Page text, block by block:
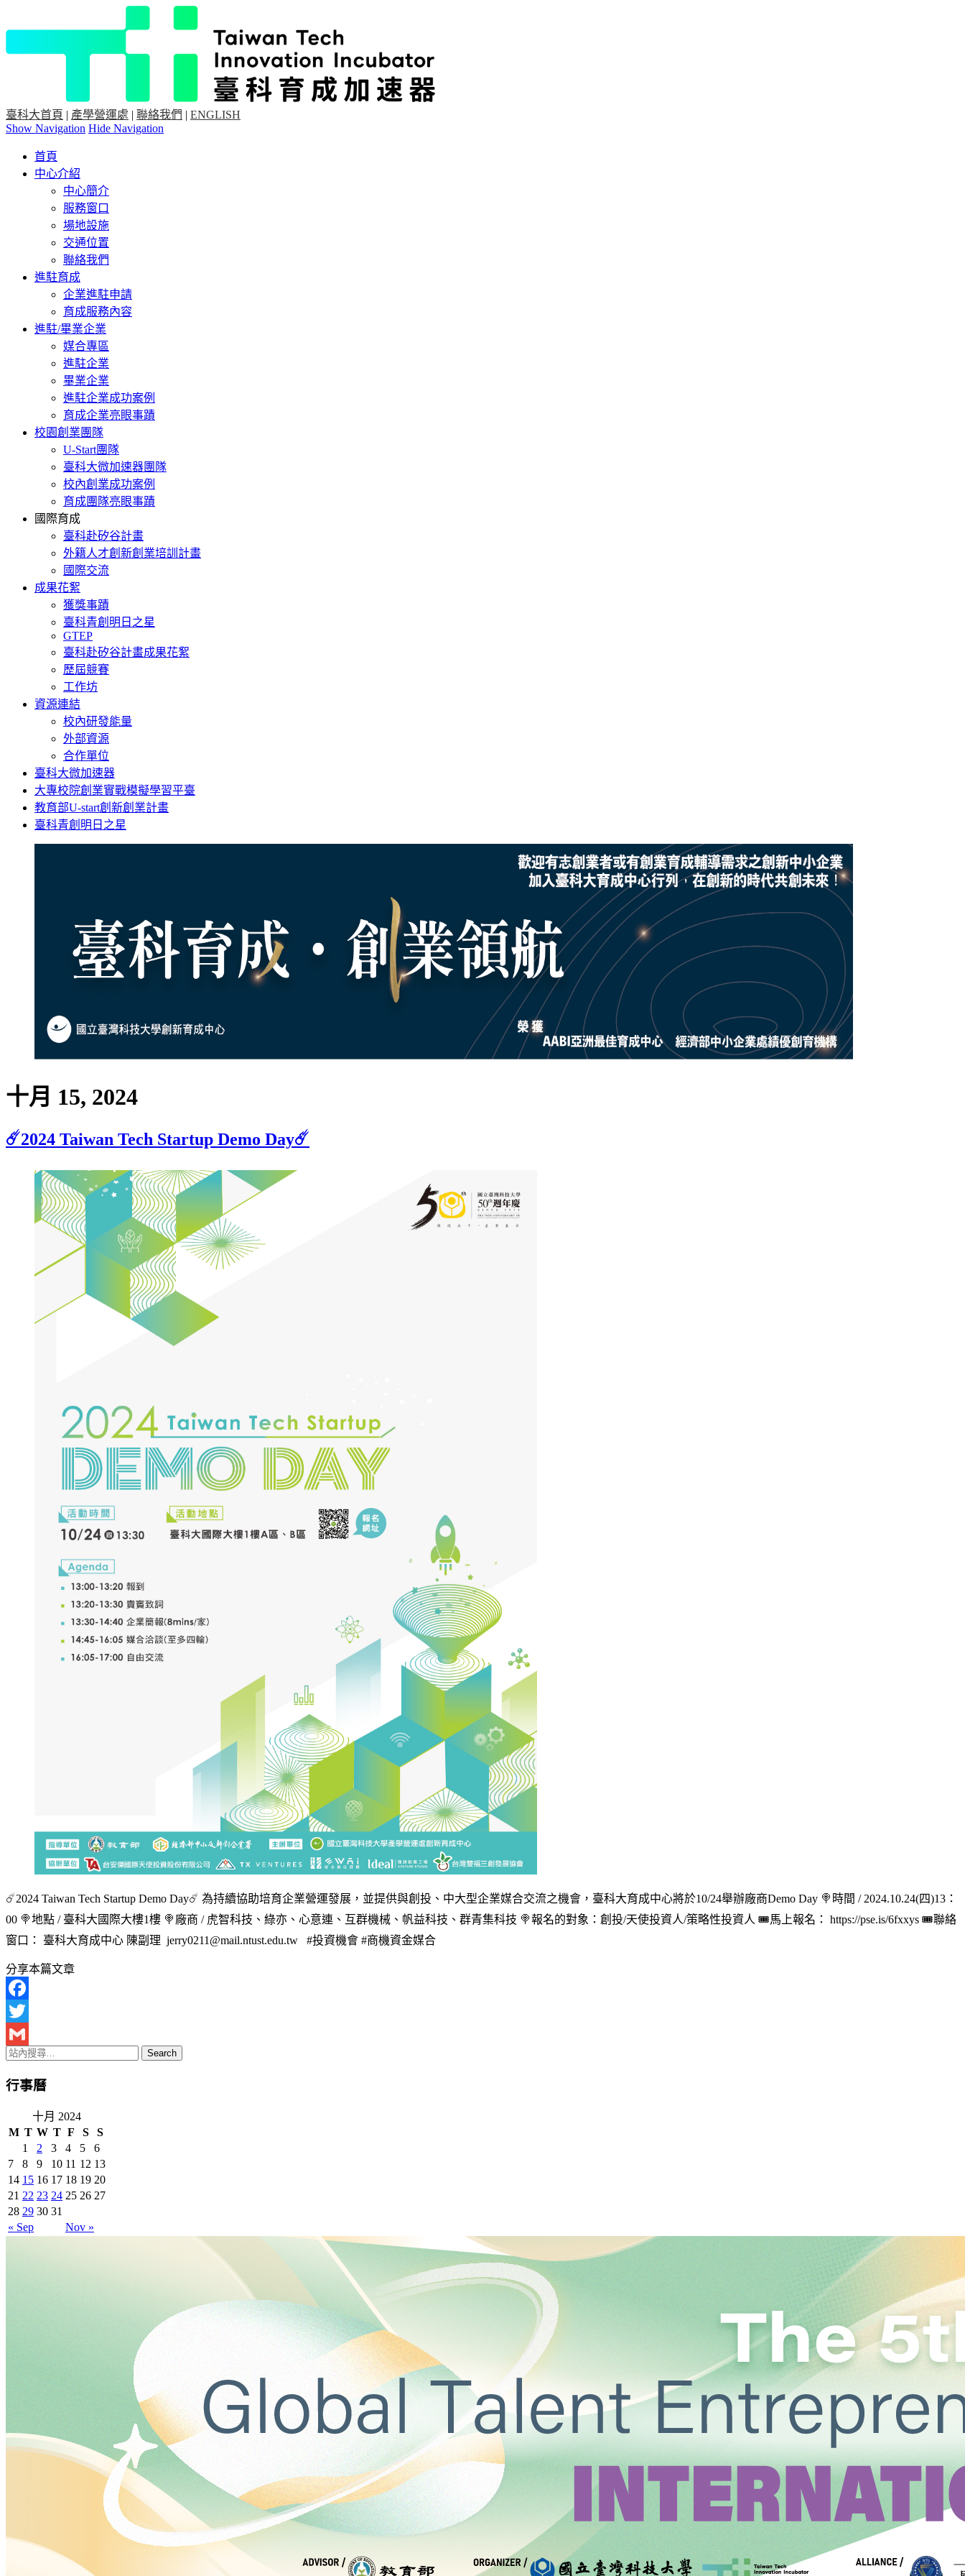
臺科大首頁 | 產學營運處 | 聯絡我們 | ENGLISH
Show Navigation Hide Navigation
首頁
中心介紹
中心簡介
服務窗口
場地設施
交通位置
聯絡我們
進駐育成
企業進駐申請
育成服務內容
進駐/畢業企業
媒合專區
進駐企業
畢業企業
進駐企業成功案例
育成企業亮眼事蹟
校園創業團隊
U-Start團隊
臺科大微加速器團隊
校內創業成功案例
育成團隊亮眼事蹟
國際育成
臺科赴矽谷計畫
外籍人才創新創業培訓計畫
國際交流
成果花絮
獲獎事蹟
臺科青創明日之星
GTEP
臺科赴矽谷計畫成果花絮
歷屆競賽
工作坊
資源連結
校內研發能量
外部資源
合作單位
臺科大微加速器
大專校院創業實戰模擬學習平臺
教育部U-start創新創業計畫
臺科青創明日之星
十月 15, 2024
☄️2024 Taiwan Tech Startup Demo Day☄️
☄️2024 Taiwan Tech Startup Demo Day☄️ 為持續協助培育企業營運發展，並提供與創投、中大型企業媒合交流之機會，臺科大育成中心將於10/24舉辦廠商Demo Day 🍭時間 / 2024.10.24(四)13：
00 🍭地點 / 臺科大國際大樓1樓 🍭廠商 / 虎智科技、綠亦、心意連、互群機械、帆益科技、群青集科技 🍭報名的對象：創投/天使投資人/策略性投資人 🎟馬上報名： https://pse.is/6fxxys 🎟聯絡
窗口： 臺科大育成中心 陳副理 jerry0211@mail.ntust.edu.tw #投資機會 #商機資金媒合
分享本篇文章
Facebook
Twitter
Gmail
行事曆
十月 2024
M T W T F S S
« Sep Nov »
1 2 3 4 5
6
7
8 9 10 11 12 13
14 15 16 17 18 19 20
21 22 23 24 25 26 27
28 29 30 31